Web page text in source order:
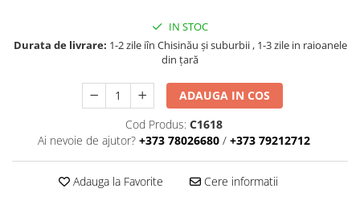
Greutati la rapitor
Accesorii rapitor
Monturi rapitor
Forfaci la rapitor
IN STOC
Durata de livrare: 1-2 zile iîn Chisinău şi suburbii , 1-3 zile in raioanele
din țară
ADAUGA IN COS
Cod Produs: C1618
Ai nevoie de ajutor? +373 78026680 / +373 79212712
Adauga la Favorite Cere informatii